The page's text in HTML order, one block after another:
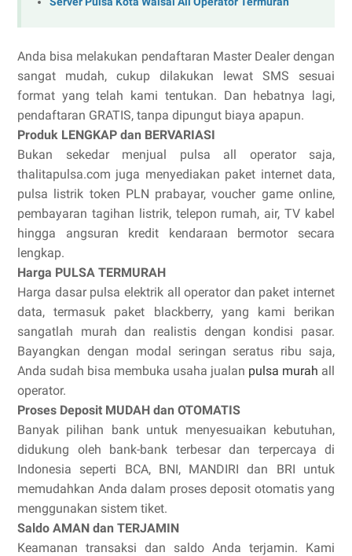
Anda bisa melakukan pendaftaran Master Dealer dengan
sangat mudah, cukup dilakukan lewat SMS sesuai
format yang telah kami tentukan. Dan hebatnya lagi,
pendaftaran GRATIS, tanpa dipungut biaya apapun.
Produk LENGKAP dan BERVARIASI
Bukan sekedar menjual pulsa all operator saja,
thalitapulsa.com juga menyediakan paket internet data,
pulsa listrik token PLN prabayar, voucher game online,
pembayaran tagihan listrik, telepon rumah, air, TV kabel
hingga angsuran kredit kendaraan bermotor secara
lengkap.
Harga PULSA TERMURAH
Harga dasar pulsa elektrik all operator dan paket internet
data, termasuk paket blackberry, yang kami berikan
sangatlah murah dan realistis dengan kondisi pasar.
Bayangkan dengan modal seringan seratus ribu saja,
Anda sudah bisa membuka usaha jualan pulsa murah all
operator.
Proses Deposit MUDAH dan OTOMATIS
Banyak pilihan bank untuk menyesuaikan kebutuhan,
didukung oleh bank-bank terbesar dan terpercaya di
Indonesia seperti BCA, BNI, MANDIRI dan BRI untuk
memudahkan Anda dalam proses deposit otomatis yang
menggunakan sistem tiket.
Saldo AMAN dan TERJAMIN
Keamanan transaksi dan saldo Anda terjamin. Kami